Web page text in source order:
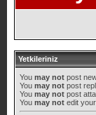
Yetkileriniz
You may notpost
You may notpost
You may notpost
You may notedit